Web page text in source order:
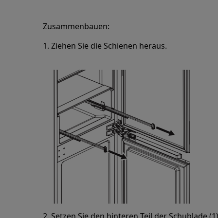
Zusammenbauen:
1. Ziehen Sie die Schienen heraus.